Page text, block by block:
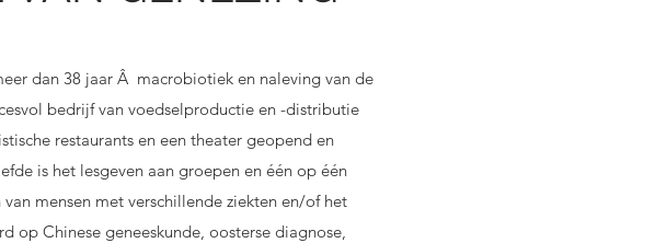
dan 38 jaar Â macrobiotiek en naleving van de
bedrijf van voedselproductie en -distributie
restaurants en een theater geopend en
is het lesgeven aan groepen en één op één
mensen met verschillende ziekten en/of het
op Chinese geneeskunde, oosterse diagnose,